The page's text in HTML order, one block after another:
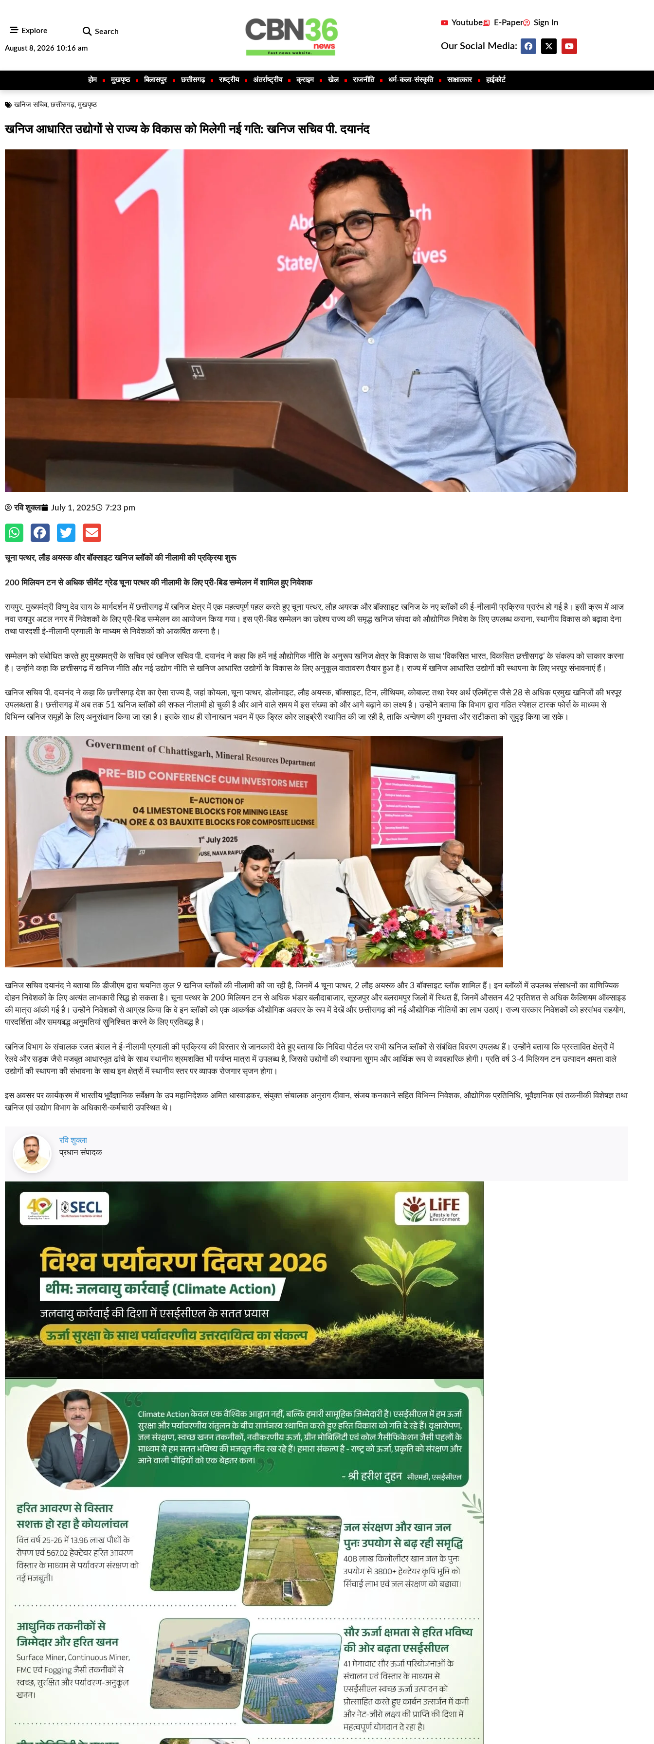
Explore Search
August 8, 2026 10:16 am
Youtube E-Paper Sign In
Our Social Media:
होम मुखपृष्ठ बिलासपुर छत्तीसगढ़ राष्ट्रीय अंतर्राष्ट्रीय क्राइम खेल राजनीति धर्म-कला-संस्कृति साक्षात्कार हाईकोर्ट
खनिज सचिव,छत्तीसगढ़,मुखपृष्ठ
खनिज आधारित उद्योगों से राज्य के विकास को मिलेगी नई गति: खनिज सचिव पी. दयानंद
रवि शुक्ला July 1, 2025 7:23 pm
चूना पत्थर, लौह अयस्क और बॉक्साइट खनिज ब्लॉकों की नीलामी की प्रक्रिया शुरू
200 मिलियन टन से अधिक सीमेंट ग्रेड चूना पत्थर की नीलामी के लिए प्री-बिड सम्मेलन में शामिल हुए निवेशक
रायपुर. मुख्यमंत्री विष्णु देव साय के मार्गदर्शन में छत्तीसगढ़ में खनिज क्षेत्र में एक महत्वपूर्ण पहल करते हुए चूना पत्थर, लौह अयस्क और बॉक्साइट खनिज के नए ब्लॉकों की ई-नीलामी प्रक्रिया प्रारंभ हो गई है। इसी क्रम में आज
नवा रायपुर अटल नगर में निवेशकों के लिए प्री-बिड सम्मेलन का आयोजन किया गया। इस प्री-बिड सम्मेलन का उद्देश्य राज्य की समृद्ध खनिज संपदा को औद्योगिक निवेश के लिए उपलब्ध कराना, स्थानीय विकास को बढ़ावा देना
तथा पारदर्शी ई-नीलामी प्रणाली के माध्यम से निवेशकों को आकर्षित करना है।
सम्मेलन को संबोधित करते हुए मुख्यमत्री के सचिव एवं खनिज सचिव पी. दयानंद ने कहा कि हमें नई औद्योगिक नीति के अनुरूप खनिज क्षेत्र के विकास के साथ ‘विकसित भारत, विकसित छत्तीसगढ़’ के संकल्प को साकार करना
है। उन्होंने कहा कि छत्तीसगढ़ में खनिज नीति और नई उद्योग नीति से खनिज आधारित उद्योगों के विकास के लिए अनुकूल वातावरण तैयार हुआ है। राज्य में खनिज आधारित उद्योगों की स्थापना के लिए भरपूर संभावनाएं हैं।
खनिज सचिव पी. दयानंद ने कहा कि छत्तीसगढ़ देश का ऐसा राज्य है, जहां कोयला, चूना पत्थर, डोलोमाइट, लौह अयस्क, बॉक्साइट, टिन, लीथियम, कोबाल्ट तथा रेयर अर्थ एलिमेंट्स जैसे 28 से अधिक प्रमुख खनिजों की भरपूर
उपलब्धता है। छत्तीसगढ़ में अब तक 51 खनिज ब्लॉकों की सफल नीलामी हो चुकी है और आने वाले समय में इस संख्या को और आगे बढ़ाने का लक्ष्य है। उन्होंने बताया कि विभाग द्वारा गठित स्पेशल टास्क फोर्स के माध्यम से
विभिन्न खनिज समूहों के लिए अनुसंधान किया जा रहा है। इसके साथ ही सोनाखान भवन में एक ड्रिल कोर लाइब्रेरी स्थापित की जा रही है, ताकि अन्वेषण की गुणवत्ता और सटीकता को सुदृढ़ किया जा सके।
खनिज सचिव दयानंद ने बताया कि डीजीएम द्वारा चयनित कुल 9 खनिज ब्लॉकों की नीलामी की जा रही है, जिनमें 4 चूना पत्थर, 2 लौह अयस्क और 3 बॉक्साइट ब्लॉक शामिल हैं। इन ब्लॉकों में उपलब्ध संसाधनों का वाणिज्यिक
दोहन निवेशकों के लिए अत्यंत लाभकारी सिद्ध हो सकता है। चूना पत्थर के 200 मिलियन टन से अधिक भंडार बलौदाबाजार, सूरजपुर और बलरामपुर जिलों में स्थित हैं, जिनमें औसतन 42 प्रतिशत से अधिक कैल्शियम ऑक्साइड
की मात्रा आंकी गई है। उन्होंने निवेशकों से आग्रह किया कि वे इन ब्लॉकों को एक आकर्षक औद्योगिक अवसर के रूप में देखें और छत्तीसगढ़ की नई औद्योगिक नीतियों का लाभ उठाएं। राज्य सरकार निवेशकों को हरसंभव सहयोग,
पारदर्शिता और समयबद्ध अनुमतियां सुनिश्चित करने के लिए प्रतिबद्ध है।
खनिज विभाग के संचालक रजत बंसल ने ई-नीलामी प्रणाली की प्रक्रिया की विस्तार से जानकारी देते हुए बताया कि निविदा पोर्टल पर सभी खनिज ब्लॉकों से संबंधित विवरण उपलब्ध हैं। उन्होंने बताया कि प्रस्तावित क्षेत्रों में
रेलवे और सड़क जैसे मजबूत आधारभूत ढांचे के साथ स्थानीय श्रमशक्ति भी पर्याप्त मात्रा में उपलब्ध है, जिससे उद्योगों की स्थापना सुगम और आर्थिक रूप से व्यावहारिक होगी। प्रति वर्ष 3-4 मिलियन टन उत्पादन क्षमता वाले
उद्योगों की स्थापना की संभावना के साथ इन क्षेत्रों में स्थानीय स्तर पर व्यापक रोजगार सृजन होगा।
इस अवसर पर कार्यक्रम में भारतीय भूवैज्ञानिक सर्वेक्षण के उप महानिदेशक अमित धारवाड़कर, संयुक्त संचालक अनुराग दीवान, संजय कनकाने सहित विभिन्न निवेशक, औद्योगिक प्रतिनिधि, भूवैज्ञानिक एवं तकनीकी विशेषज्ञ तथा
खनिज एवं उद्योग विभाग के अधिकारी-कर्मचारी उपस्थित थे।
रवि शुक्ला
प्रधान संपादक